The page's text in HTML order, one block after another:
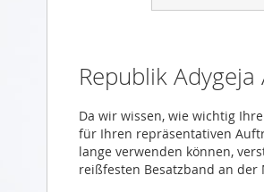
Republik
Da wir wissen, wie wichtig
für Ihren repräsentativen
lange verwenden können,
reißfesten Besatzband an der